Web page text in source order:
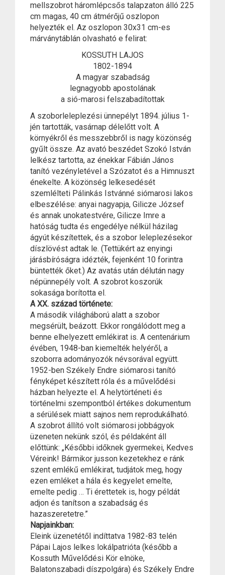
mellszobrot háromlépcsős talapzaton álló 225
cm magas, 40 cm átmérőjű oszlopon
helyezték el. Az oszlopon 30x31 cm-es
márványtáblán olvasható e felirat:
KOSSUTH LAJOS
1802-1894
A magyar szabadság
legnagyobb apostolának
a sió-marosi felszabadítottak
A szoborleleplezési ünnepélyt 1894. július 1-
jén tartották, vasárnap délelőtt volt. A
környékről és messzebbről is nagy közönség
gyűlt össze. Az avató beszédet Szokó István
lelkész tartotta, az énekkar Fábián János
tanító vezényletével a Szózatot és a Himnuszt
énekelte. A közönség lelkesedését
szemlélteti Pálinkás Istvánné siómarosi lakos
elbeszélése: anyai nagyapja, Gilicze József
és annak unokatestvére, Gilicze Imre a
hatóság tudta és engedélye nélkül házilag
ágyút készítettek, és a szobor leleplezésekor
díszlövést adtak le. (Tettükért az enyingi
járásbíróságra idézték, fejenként 10 forintra
büntették őket.) Az avatás után délután nagy
népünnepély volt. A szobrot koszorúk
sokasága borította el.
A XX. század története:
A második világháború alatt a szobor
megsérült, beázott. Ekkor rongálódott meg a
benne elhelyezett emlékirat is. A centenárium
évében, 1948-ban kiemelték helyéről, a
szoborra adományozók névsorával együtt.
1952-ben Székely Endre siómarosi tanító
fényképet készített róla és a művelődési
házban helyezte el. A helytörténeti és
történelmi szempontból értékes dokumentum
a sérülések miatt sajnos nem reprodukálható.
A szobrot állító volt siómarosi jobbágyok
üzeneten nekünk szól, és példaként áll
előttünk: „Későbbi időknek gyermekei, Kedves
Véreink! Bármikor jusson kezetekhez e ránk
szent emlékű emlékirat, tudjátok meg, hogy
ezen emléket a hála és kegyelet emelte,
emelte pedig … Ti érettetek is, hogy példát
adjon és tanítson a szabadság és
hazaszeretetre.”
Napjainkban:
Eleink üzenetétől indíttatva 1982-83 telén
Pápai Lajos lelkes lokálpatrióta (később a
Kossuth Művelődési Kör elnöke,
Balatonszabadi díszpolgára) és Székely Endre